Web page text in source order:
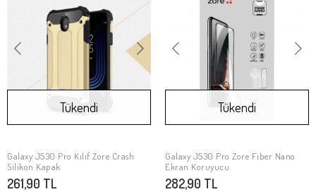
Stokta Yok
Tükendi
Galaxy J530 Pro Kılıf Zore Crash
Silikon Kapak
261,90 TL
Stokta Yok
Tükendi
Galaxy J530 Pro Zore Fiber Nano
Ekran Koruyucu
282,90 TL